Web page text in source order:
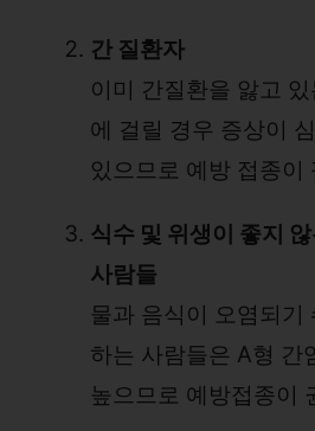
간 질환자
이미 간질환을 앓고
에 걸릴 경우 증상이
있으므로 예방 접종이
식수 및 위생이 좋지
사람들
물과 음식이 오염되기
하는 사람들은 A형 간
높으므로 예방접종이